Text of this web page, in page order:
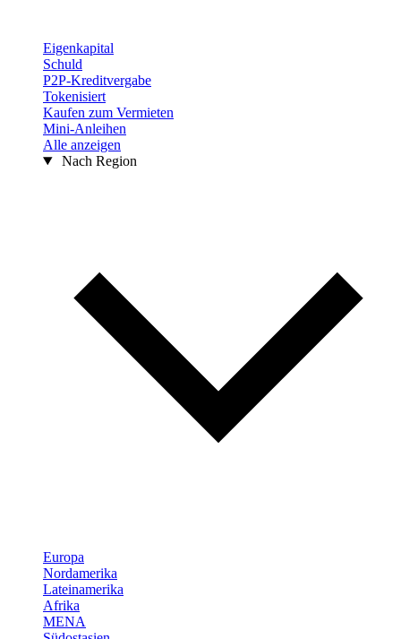
Eigenkapital
Schuld
P2P-Kreditvergabe
Tokenisiert
Kaufen zum Vermieten
Mini-Anleihen
Alle anzeigen
Nach Region
Europa
Nordamerika
Lateinamerika
Afrika
MENA